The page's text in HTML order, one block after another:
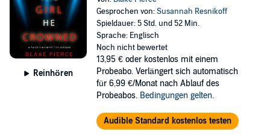
Reinhören
Gesprochen von:Susannah Resnikoff
Spieldauer: 5 Std. und 52 Min.
Sprache: Englisch
Noch nicht bewertet
13,95 € oder kostenlos mit einem
Probeabo. Verlängert sich automatisch
für 6,99 €/Monat nach Ablauf des
Probeabos. Bedingungen gelten.
Audible Standard kostenlos testen